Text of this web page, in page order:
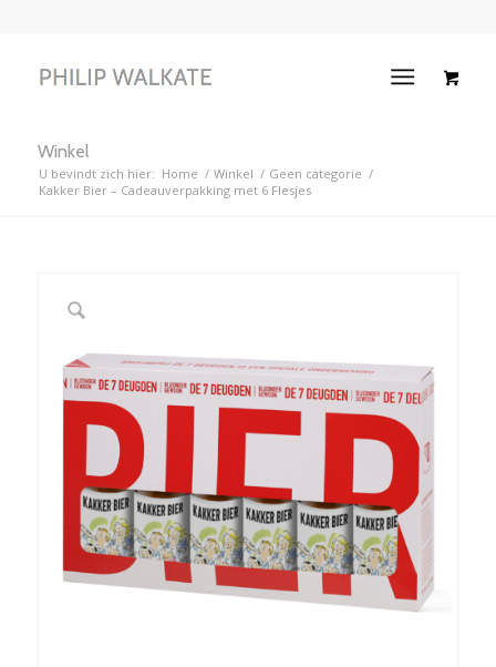
Winkel
U bevindt zich hier: Home / Winkel / Geen categorie /
Kakker Bier – Cadeauverpakking met 6 Flesjes